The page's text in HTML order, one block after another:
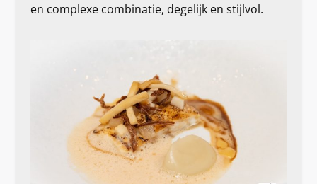
en complexe combinatie, degelijk en stijlvol.